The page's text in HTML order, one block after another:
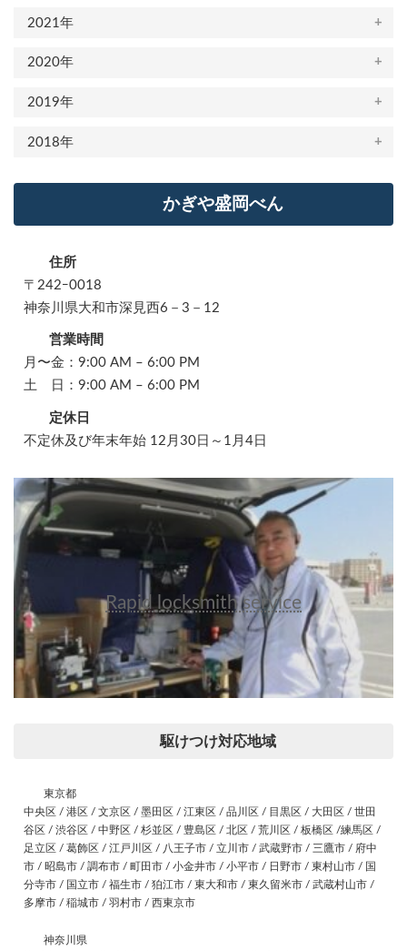
2021年
2020年
2019年
2018年
かぎや盛岡べん
住所
〒242ｰ0018
神奈川県大和市深見西6－3－12
営業時間
月〜金：9:00 AM – 6:00 PM
土 日：9:00 AM – 6:00 PM
定休日
不定休及び年末年始 12月30日～1月4日
Rapid locksmith service
駆けつけ対応地域
東京都
中央区 / 港区 / 文京区 / 墨田区 / 江東区 / 品川区 / 目黒区 / 大田区 / 世田
谷区 / 渋谷区 / 中野区 / 杉並区 / 豊島区 / 北区 / 荒川区 / 板橋区 /練馬区 /
足立区 / 葛飾区 / 江戸川区 / 八王子市 / 立川市 / 武蔵野市 / 三鷹市 / 府中
市 / 昭島市 / 調布市 / 町田市 / 小金井市 / 小平市 / 日野市 / 東村山市 / 国
分寺市 / 国立市 / 福生市 / 狛江市 / 東大和市 / 東久留米市 / 武蔵村山市 /
多摩市 / 稲城市 / 羽村市 / 西東京市
神奈川県